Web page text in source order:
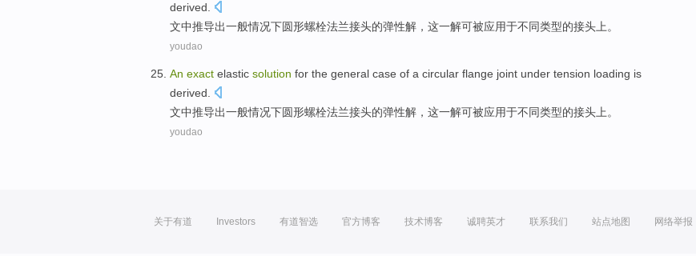
derived.
文中推导出一般情况下圆形螺栓法兰接头的弹性解 ， 这一解可被应用于不同类型的接头上。
youdao
An exact elastic solution for the general case of a circular flange joint under tension loading is
derived
文中推导出一般情况下圆形螺栓法兰接头的弹性解 ， 这一解可被应用于不同类型的接头上。
youdao
关于有道 Investors 有道智选 官方博客 技术博客 诚聘英才 联系我们 站点地图 网络举报